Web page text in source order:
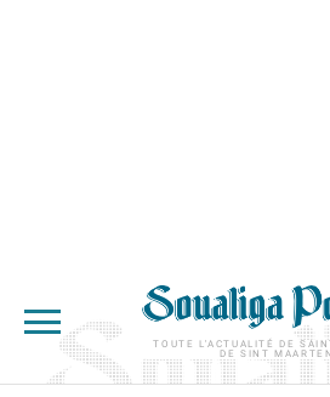
TOUTE L'ACTUALITÉ DE
DE SINT MAARTEN